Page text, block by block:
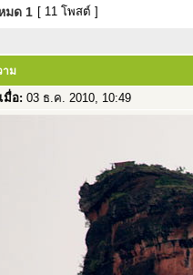
มด 1 [ 11 โพสต์ ]
าม
เมื่อ: 03 ธ.ค. 2010, 10:49